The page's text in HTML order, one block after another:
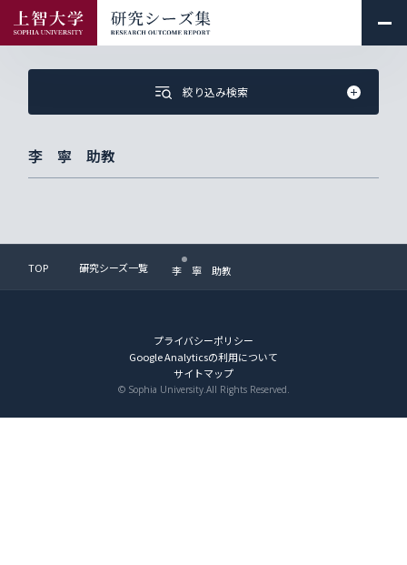
絞り込み検索
李 寧 助教
TOP 研究シーズ一覧 李 寧 助教
プライバシーポリシー
Google Analyticsの利用について
サイトマップ
© Sophia University.All Rights Reserved.